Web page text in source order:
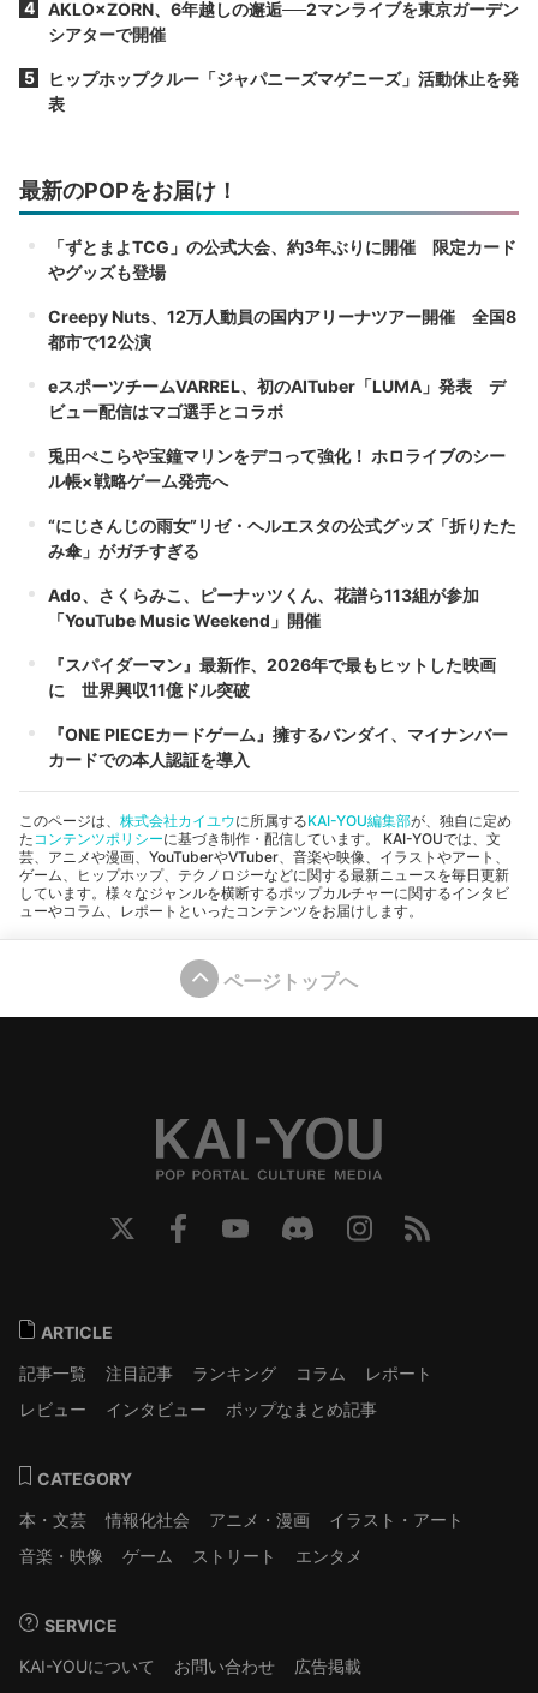
AKLO×ZORN、6年越しの邂逅──2マンライブを東京ガーデン
シアターで開催
ヒップホップクルー「ジャパニーズマゲニーズ」活動休止を発
表
最新のPOPをお届け！
「ずとまよTCG」の公式大会、約3年ぶりに開催 限定カード
やグッズも登場
Creepy Nuts、12万人動員の国内アリーナツアー開催 全国8
都市で12公演
eスポーツチームVARREL、初のAITuber「LUMA」発表 デ
ビュー配信はマゴ選手とコラボ
兎田ぺこらや宝鐘マリンをデコって強化！ ホロライブのシー
ル帳×戦略ゲーム発売へ
“にじさんじの雨女”リゼ・ヘルエスタの公式グッズ「折りたた
み傘」がガチすぎる
Ado、さくらみこ、ピーナッツくん、花譜ら113組が参加
「YouTube Music Weekend」開催
『スパイダーマン』最新作、2026年で最もヒットした映画
に 世界興収11億ドル突破
『ONE PIECEカードゲーム』擁するバンダイ、マイナンバー
カードでの本人認証を導入
このページは、 株式会社カイユウに所属するKAI-YOU編集部が、独自に定め
たコンテンツポリシーに基づき制作・配信しています。 KAI-YOUでは、文
芸、アニメや漫画、YouTuberやVTuber、音楽や映像、イラストやアート、
ゲーム、ヒップホップ、テクノロジーなどに関する最新ニュースを毎日更新
しています。様々なジャンルを横断するポップカルチャーに関するインタビ
ューやコラム、レポートといったコンテンツをお届けします。
ページトップへ
ARTICLE
記事一覧
注目記事 ランキング コラム
レポート
レビュー
インタビュー ポップなまとめ記事
CATEGORY
本・文芸
情報化社会 アニメ・漫画
イラスト・アート
音楽・映像
ゲーム ストリート エンタメ
SERVICE
KAI-YOUについて
お問い合わせ
広告掲載